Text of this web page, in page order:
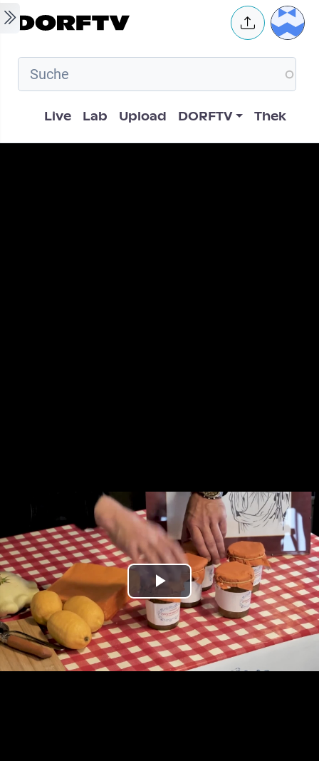
Skip to main content User
Hauptnavigation
Live Lab Upload DORFTV Thek
Play
Video